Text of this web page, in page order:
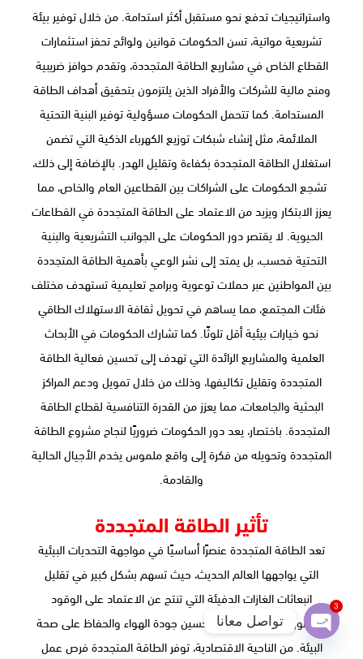
واستراتيجيات تدفع نحو مستقبل أكثر استدامة. من خلال توفير بيئة
تشريعية مواتية، تسن الحكومات قوانين ولوائح تحفز استثمارات
القطاع الخاص في مشاريع الطاقة المتجددة، وتقدم حوافز ضريبية
ومنح مالية للشركات والأفراد الذين يلتزمون بتحقيق أهداف الطاقة
المستدامة. كما تتحمل الحكومات مسؤولية توفير البنية التحتية
الملائمة، مثل إنشاء شبكات توزيع الكهرباء الذكية التي تضمن
استغلال الطاقة المتجددة بكفاءة وتقليل الهدر. بالإضافة إلى ذلك،
تشجع الحكومات على الشراكات بين القطاعين العام والخاص، مما
يعزز الابتكار ويزيد من الاعتماد على الطاقة المتجددة في القطاعات
الحيوية. لا يقتصر دور الحكومات على الجوانب التشريعية والبنية
التحتية فحسب، بل يمتد إلى نشر الوعي بأهمية الطاقة المتجددة
بين المواطنين عبر حملات توعوية وبرامج تعليمية تستهدف مختلف
فئات المجتمع، مما يساهم في تحويل ثقافة الاستهلاك الطاقي
نحو خيارات بيئية أقل تلوثًا. كما تشارك الحكومات في الأبحاث
العلمية والمشاريع الرائدة التي تهدف إلى تحسين فعالية الطاقة
المتجددة وتقليل تكاليفها، وذلك من خلال تمويل ودعم المراكز
البحثية والجامعات، مما يعزز من القدرة التنافسية لقطاع الطاقة
المتجددة. باختصار، يعد دور الحكومات ضروريًا لنجاح مشروع الطاقة
المتجددة وتحويله من فكرة إلى واقع ملموس يخدم الأجيال الحالية
والقادمة.
تأثير الطاقة المتجددة
تعد الطاقة المتجددة عنصرًا أساسيًا في مواجهة التحديات البيئية
التي يواجهها العالم الحديث، حيث تسهم بشكل كبير في تقليل
انبعاثات الغازات الدفيئة التي تنتج عن الاعتماد على الوقود
الأحفوري، مما يؤدي إلى تحسين جودة الهواء والحفاظ على صحة
البيئة. من الناحية الاقتصادية، توفر الطاقة المتجددة فرص عمل
تواصل معانا
Open
chaty
3